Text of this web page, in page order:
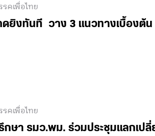
คเพื่อไทย
ดยิงทันที วาง 3 แนวทางเบื้องต้น
คเพื่อไทย
กษา รมว.พม. ร่วมประชุมแลกเป